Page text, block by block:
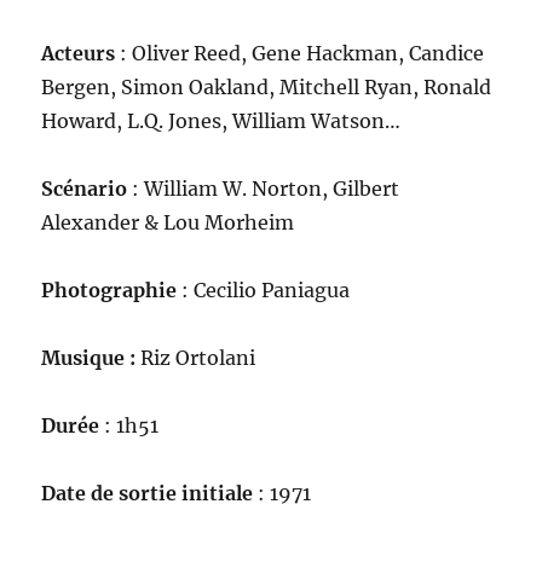
Acteurs : Oliver Reed, Gene Hackman, Candice
Bergen, Simon Oakland, Mitchell Ryan, Ronald
Howard, L.Q. Jones, William Watson…
Scénario : William W. Norton, Gilbert
Alexander & Lou Morheim
Photographie : Cecilio Paniagua
Musique :Riz Ortolani
Durée : 1h51
Date de sortie initiale : 1971